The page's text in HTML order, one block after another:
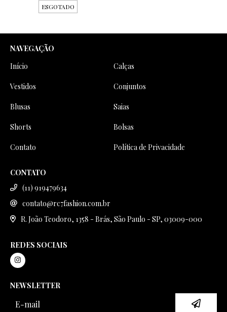
ESGOTADO
NAVEGAÇÃO
Início
Calças
Vestidos Conjuntos
Blusas Saias
Shorts Bolsas
Contato Política de Privacidade
CONTATO
(11) 919479634
contato@rc7fashion.com.br
R. João Teodoro, 1358 - Brás, São Paulo - SP, 03009-000
REDES SOCIAIS
NEWSLETTER